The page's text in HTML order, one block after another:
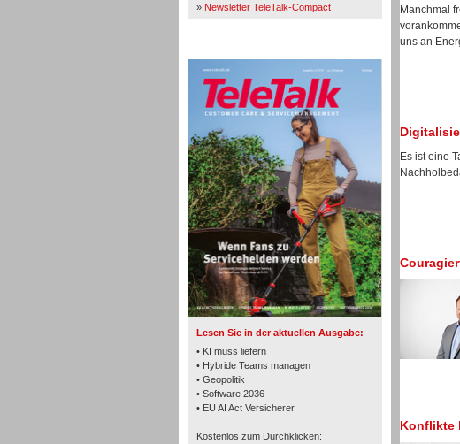
» Newsletter TeleTalk-Compact
Lesen Sie in der aktuellen Ausgabe:
• KI muss liefern
• Hybride Teams managen
• Geopolitik
• Software 2036
• EU AI Act Versicherer
Kostenlos zum Durchklicken:
TK- und ACD-Systeme
Workforce-Management
Manchmal
uns an
Es ist eine
Konflikte